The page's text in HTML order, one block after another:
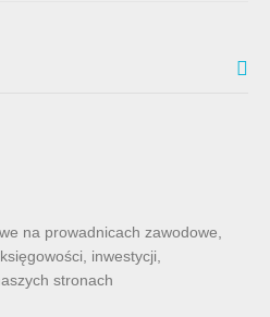
na prowadnicach zawodowe,
inwestycji,
stronach